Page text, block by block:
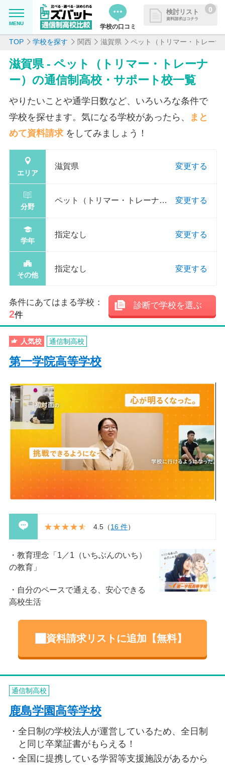
MENU 学校の口コミ
検討リスト
資料請求はコチラ
0
追加した学校を一覧で確認・まと
めて資料請求できます
MENU
学校を探したい
通信制高校について知りたい
はじめての方へ
よくある質問
掲載を希望される学校様へ
TOP 学校を探す 関西 滋賀県 ペット（トリマー・トレーナ
滋賀県 - ペット（トリマー・トレーナ
ー）の通信制高校・サポート校一覧
やりたいことや通学日数など、いろいろな条件で
学校を探せます。気になる学校があったら、
まと
めて資料請求をしてみましょう！
エリア
滋賀県 変更する
分野
ペット（トリマー・トレーナ
変更する
学年
指定なし 変更する
その他
指定なし 変更する
条件にあてはまる学校：
2件
診断で学校を選ぶ
人気校 通信制高校
第一学院高等学校
4.5 （16 件）
教育理念「1／1（いちぶんのいち）
の教育」
自分のペースで通える、安心できる
高校生活
資料請求リストに追加【無料】
通信制高校
鹿島学園高等学校
全日制の学校法人が運営しているため、全日制
と同じ卒業証書がもらえる！
全国に提携している学習等支援施設があるから